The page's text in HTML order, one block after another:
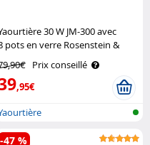
30 W JM-300 avec
pots en verre Rosenstein &
Prix conseillé
,95€
-47 %